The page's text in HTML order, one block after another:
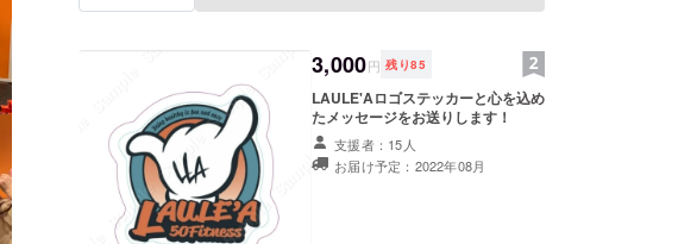
3,000円 残り85
LAULE'Aロゴステッカーと心を込め
たメッセージをお送りします！
支援者：15人
お届け予定：2022年08月